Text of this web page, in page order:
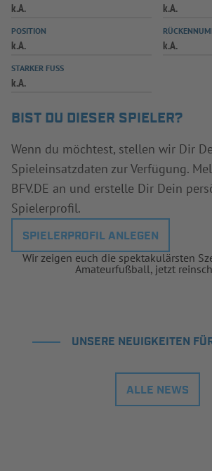
k.A. k.A.
POSITION
k.A. k.A.
STARKER FUSS
k.A.
BIST DU DIESER SPIELER?
Wenn du möchtest, stellen wir Dir
Spieleinsatzdaten zur Verfügung.
BFV.DE an und erstelle Dir Dein
Spielerprofil.
SPIELERPROFIL ANLEGEN
Wir zeigen euch die spektakulärsten
Amateurfußball, jetzt
UNSERE NEUIGKEITEN
ALLE NEWS